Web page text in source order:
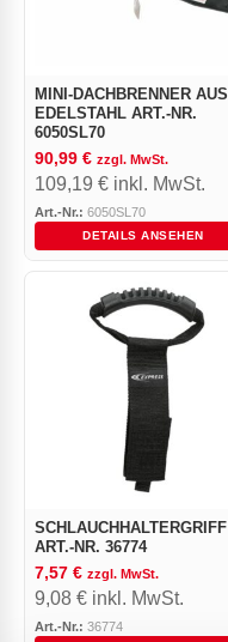
MINI-DACHBRENNER AUS
EDELSTAHL ART.-NR.
6050SL70
90,99 € zzgl. MwSt.
109,19 € inkl. MwSt.
Art.-Nr.: 6050SL70
DETAILS ANSEHEN
SCHLAUCHHALTERGRIFF
ART.-NR. 36774
7,57 € zzgl. MwSt.
9,08 € inkl. MwSt.
Art.-Nr.: 36774